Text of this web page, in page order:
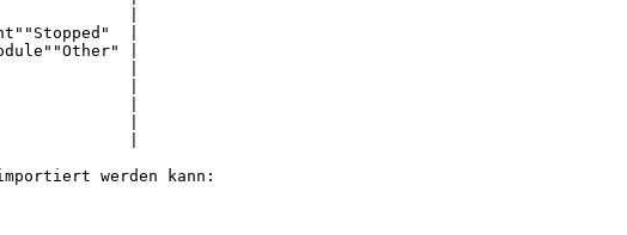
|
|
|
|
|
|
|
|
werden kann: